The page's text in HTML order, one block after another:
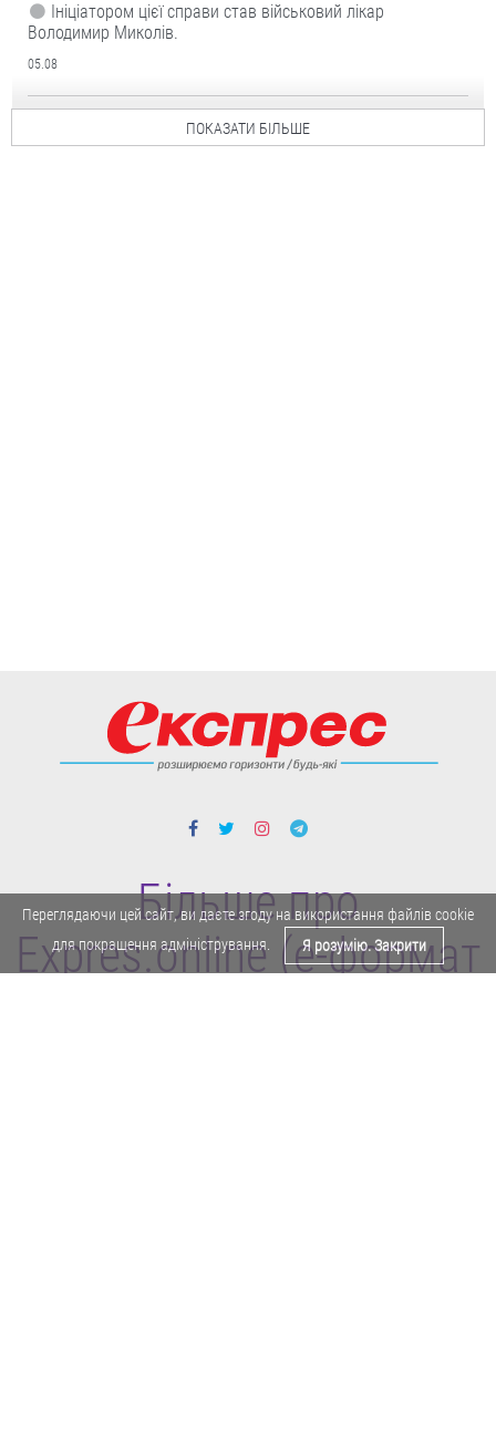
Ініціатором цієї справи став військовий лікар
Володимир Миколів.
05.08
ПОКАЗАТИ БІЛЬШЕ
Більше про
Expres.online (e-формат
Переглядаючи цей сайт, ви даєте згоду на використання файлів cookie
для покращення адміністрування.
Я розумію. Закрити